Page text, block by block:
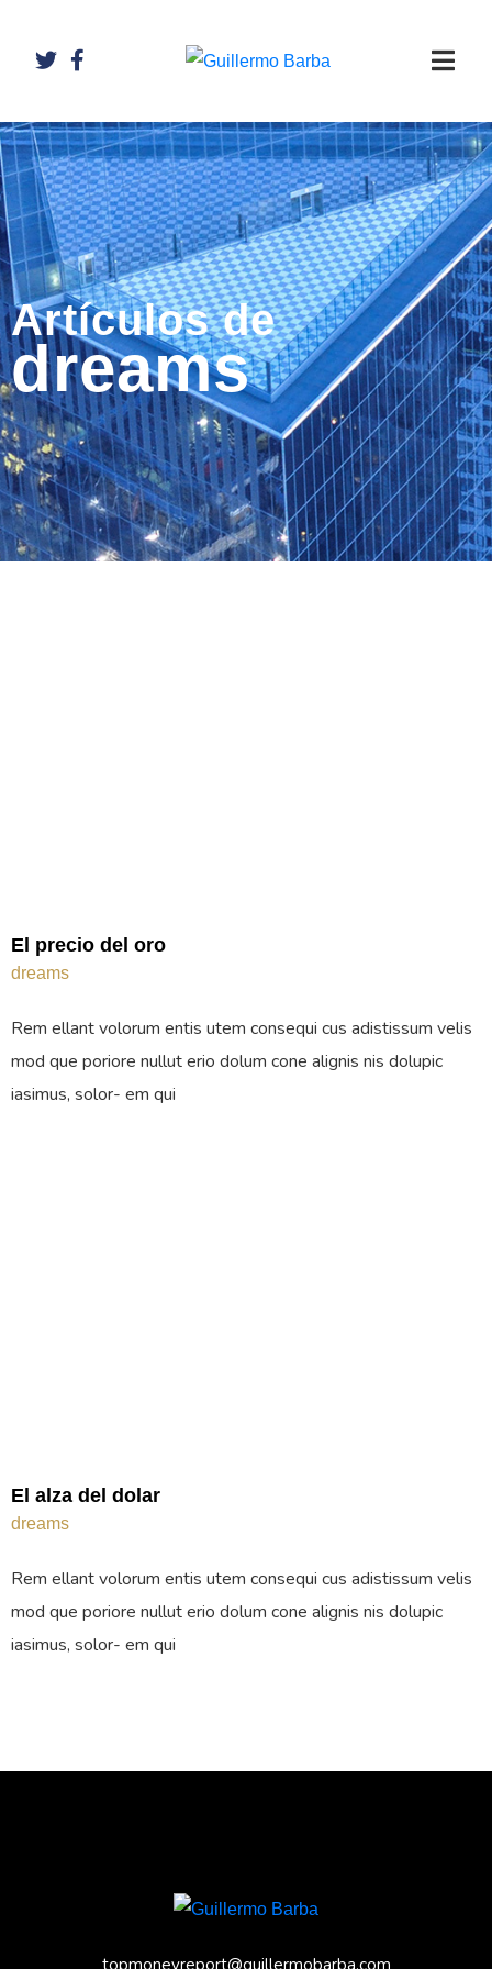
Artículos de
dreams
El precio del oro
dreams
Rem ellant volorum entis utem consequi cus adistissum velis
mod que poriore nullut erio dolum cone alignis nis dolupic
iasimus, solor- em qui
El alza del dolar
dreams
Rem ellant volorum entis utem consequi cus adistissum velis
mod que poriore nullut erio dolum cone alignis nis dolupic
iasimus, solor- em qui
topmoneyreport@guillermobarba.com